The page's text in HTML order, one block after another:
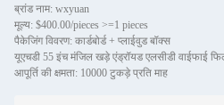
ब्रांड नाम: wxyuan
मूल्य: $400.00/pieces >=1 pieces
पैकेजिंग विवरण: कार्डबोर्ड + प्लाईवुड बॉक्स
यूएचडी 55 इंच मंजिल खड़े एंड्रॉयड एलसीडी वाईफाई
आपूर्ति की क्षमता: 10000 टुकड़े प्रति माह